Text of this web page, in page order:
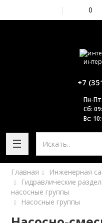
| 0
+7
Пн-
Сб:
Вс:
Главная
Инженерная
Гидравлические
насосные группы
Насосные группы